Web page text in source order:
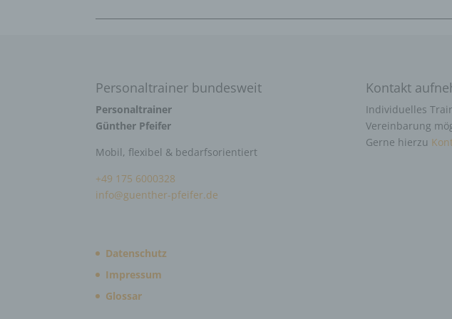
Personaltrainer bundesweit
Personaltrainer
Günther Pfeifer
Mobil, flexibel & bedarfsorientiert
+49 175 6000328
info@guenther-pfeifer.de
Datenschutz
Impressum
Glossar
Kontakt
Individuelles
Vereinbarung
Gerne hierzu